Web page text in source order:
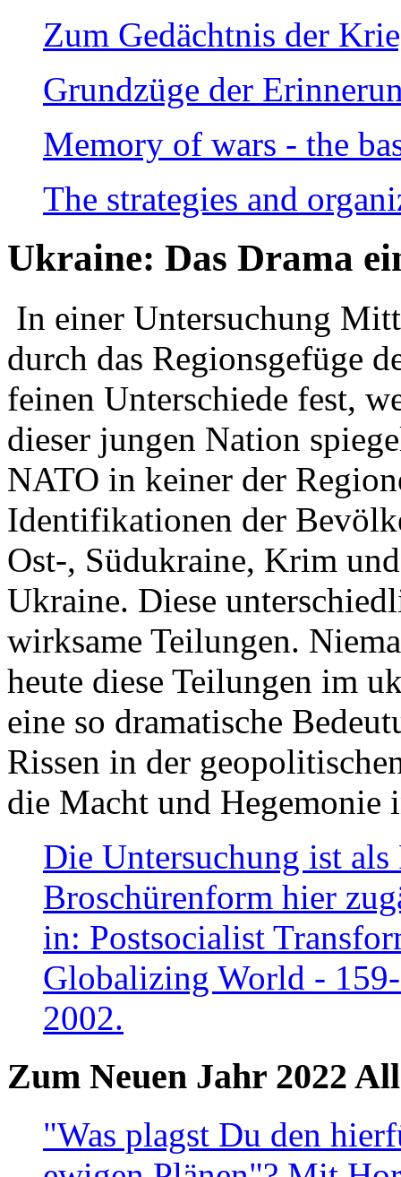
Zum Gedächtnis der
Grundzüge der
Memory of wars - the
The strategies and
Ukraine: Das Drama
In einer Untersuchung
durch das Regionsgefüge
feinen Unterschiede fest,
dieser jungen Nation
NATO in keiner der
Identifikationen der
Ost-, Südukraine, Krim
Ukraine. Diese
wirksame Teilungen.
heute diese Teilungen im
eine so dramatische
Rissen in der
die Macht und Hegemonie
Die Untersuchung ist
Broschürenform hier
in: Postsocialist
Globalizing World -
2002.
Zum Neuen Jahr 2022
"Was plagst Du den